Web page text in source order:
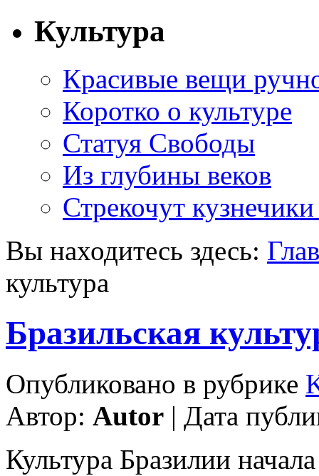
Культура
Красивые вещи
Коротко о культуре
Статуя Свободы
Из глубины веков
Стрекочут
Вы находитесь здесь:
культура
Бразильская
Опубликовано в рубрике
Автор: Autor | Дата
Культура Бразилии